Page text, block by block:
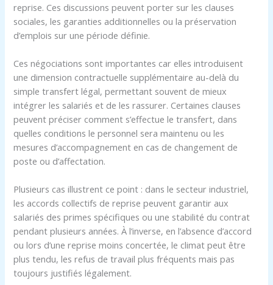
reprise. Ces discussions peuvent porter sur les clauses
sociales, les garanties additionnelles ou la préservation
d’emplois sur une période définie.
Ces négociations sont importantes car elles introduisent
une dimension contractuelle supplémentaire au-delà du
simple transfert légal, permettant souvent de mieux
intégrer les salariés et de les rassurer. Certaines clauses
peuvent préciser comment s’effectue le transfert, dans
quelles conditions le personnel sera maintenu ou les
mesures d’accompagnement en cas de changement de
poste ou d’affectation.
Plusieurs cas illustrent ce point : dans le secteur industriel,
les accords collectifs de reprise peuvent garantir aux
salariés des primes spécifiques ou une stabilité du contrat
pendant plusieurs années. À l’inverse, en l’absence d’accord
ou lors d’une reprise moins concertée, le climat peut être
plus tendu, les refus de travail plus fréquents mais pas
toujours justifiés légalement.